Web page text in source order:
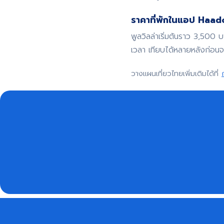
ราคาที่พักในแอป
พูลวิลล่าเริ่มต้นราว 3,500
เวลา เทียบได้หลายหลังก่อน
วางแผนเที่ยวไทยเพิ่มเติมได้ที่